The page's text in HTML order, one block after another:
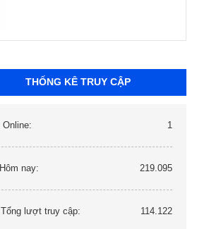
THỐNG KÊ TRUY CẬP
Online: 1
Hôm nay: 219.095
Tổng lượt truy cập: 114.122